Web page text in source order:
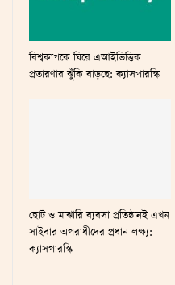
বিশ্বকাপকে ঘিরে এআইভিত্তিক
প্রতারণার ঝুঁকি বাড়ছে: ক্যাসপারস্কি
ছোট ও মাঝারি ব্যবসা প্রতিষ্ঠানই এখন
সাইবার অপরাধীদের প্রধান লক্ষ্য:
ক্যাসপারস্কি